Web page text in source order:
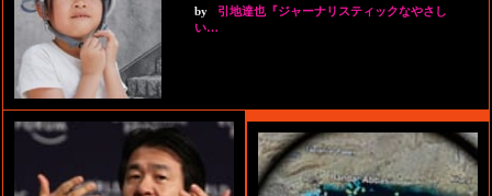
by
引地達也『ジャーナリスティックなやさし
い…